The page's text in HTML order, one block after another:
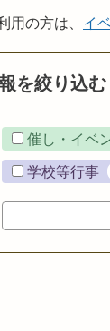
用の方は、 イ
を絞り込む
催し・イベ
学校等行事